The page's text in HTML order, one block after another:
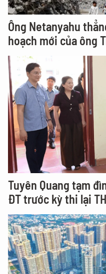
Ông Netanyahu
hoạch mới của ông
Tuyên Quang tạm
ĐT trước kỳ thi lại